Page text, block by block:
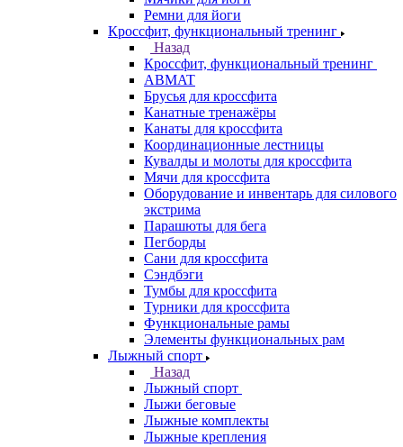
Ремни для йоги
Кроссфит, функциональный тренинг
Назад
Кроссфит, функциональный тренинг
ABMAT
Брусья для кроссфита
Канатные тренажёры
Канаты для кроссфита
Координационные лестницы
Кувалды и молоты для кроссфита
Мячи для кроссфита
Оборудование и инвентарь для силового
экстрима
Парашюты для бега
Пегборды
Сани для кроссфита
Сэндбэги
Тумбы для кроссфита
Турники для кроссфита
Функциональные рамы
Элементы функциональных рам
Лыжный спорт
Назад
Лыжный спорт
Лыжи беговые
Лыжные комплекты
Лыжные крепления